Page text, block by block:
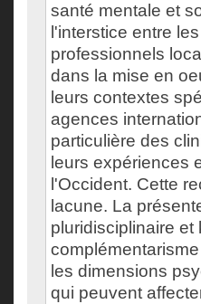
santé mentale et
l'interstice entre
professionnels
dans la mise en
leurs contextes
agences
particulière des
leurs expériences
l'Occident. Cette
lacune. La
pluridisciplinaire
les dimensions
qui peuvent